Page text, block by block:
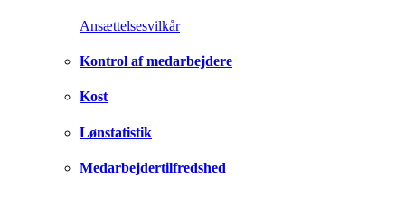
Ansættelsesvilkår
Kontrol af medarbejdere
Kost
Lønstatistik
Medarbejdertilfredshed